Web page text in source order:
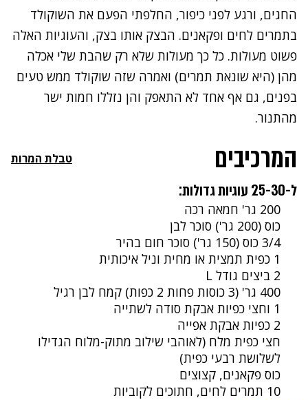
החגים, ורגע לפני כיפור, החלפתי הפעם את השוקולד
בתמרים לחים ופקאנים. הבצק אותו בצק, והעוגיות האלה
פשוט מעולות. כל כך מעולות שלא רק שהבת שלי אכלה
מהן (היא שונאת תמרים) ואמרה שזה שוקולד ממש טעים
בפנים, גם אף אחד לא התאפק והן נזללו חמות ישר
מהתנור.
המרכיבים טבלת המרות
ל-25-30 עוגיות גדולות:
200 גר' חמאה רכה
כוס (200 גר') סוכר לבן
3/4 כוס (150 גר') סוכר חום בהיר
1 כפית תמצית או מחית וניל איכותית
2 ביצים גודל L
400 גר' (3 כוסות פחות 2 כפות) קמח לבן רגיל
1 וחצי כפיות אבקת סודה לשתייה
2 כפיות אבקת אפייה
חצי כפית מלח (לאוהבי שילוב מתוק-מלוח הגדילו
לשלושת רבעי כפית)
כוס פקאנים, קצוצים
10 תמרים לחים, חתוכים לקוביות